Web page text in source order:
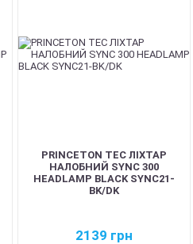
PRINCETON TEC ЛІХТАР
НАЛОБНИЙ SYNC 300
HEADLAMP BLACK SYNC21-
BK/DK
2139 грн